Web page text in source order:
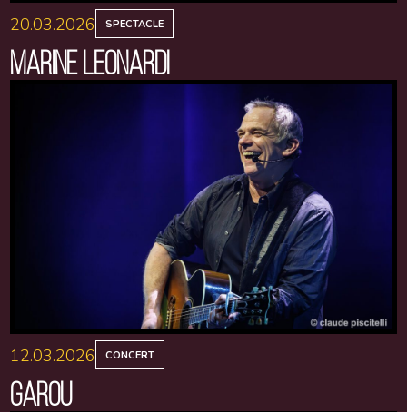
20.03.2026 SPECTACLE
MARINE LEONARDI
12.03.2026 CONCERT
GAROU